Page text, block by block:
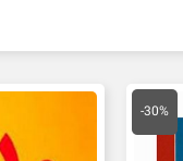
-30%
27,000 تومان
قیمت
فعلی